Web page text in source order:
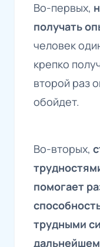
Во-первых,
получать
человек
крепко
второй раз
обойдет.
Во-вторых,
помогает
трудными